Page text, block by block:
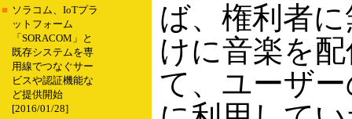
■ ソラコム、IoTプラ
ットフォーム
「SORACOM」と
既存システムを専
用線でつなぐサー
ビスや認証機能な
ど提供開始
[2016/01/28]
ば、権利者
けに音楽を
て、ユーザ